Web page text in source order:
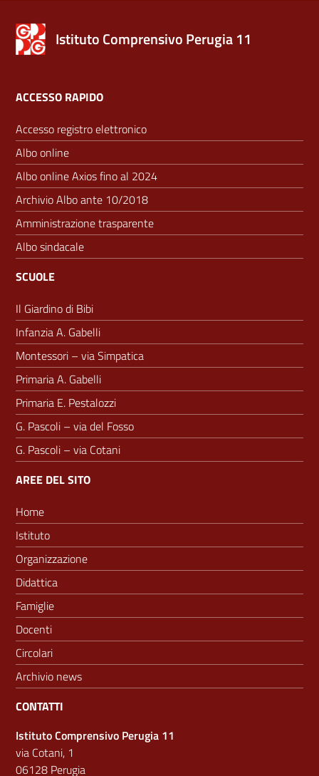
Istituto Comprensivo Perugia 11
ACCESSO RAPIDO
Accesso registro elettronico
Albo online
Albo online Axios fino al 2024
Archivio Albo ante 10/2018
Amministrazione trasparente
Albo sindacale
SCUOLE
Il Giardino di Bibi
Infanzia A. Gabelli
Montessori – via Simpatica
Primaria A. Gabelli
Primaria E. Pestalozzi
G. Pascoli – via del Fosso
G. Pascoli – via Cotani
AREE DEL SITO
Home
Istituto
Organizzazione
Didattica
Famiglie
Docenti
Circolari
Archivio news
CONTATTI
Istituto Comprensivo Perugia 11
via Cotani, 1
06128 Perugia